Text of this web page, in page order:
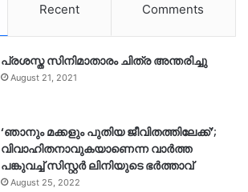
Recent Comments
പ്രശസ്ത സിനിമാതാരം ചിത്ര അന്തരിച്ചു
August 21, 2021
‘ഞാനും മക്കളും പുതിയ ജീവിതത്തിലേക്ക്’;
വിവാഹിതനാവുകയാണെന്ന വാർത്ത
പങ്കുവച്ച് സിസ്റ്റർ ലിനിയുടെ ഭർത്താവ്
August 25, 2022